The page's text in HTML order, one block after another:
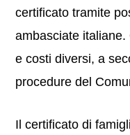
certificato tramite
ambasciate
e costi diversi, a
procedure del
Il certificato di